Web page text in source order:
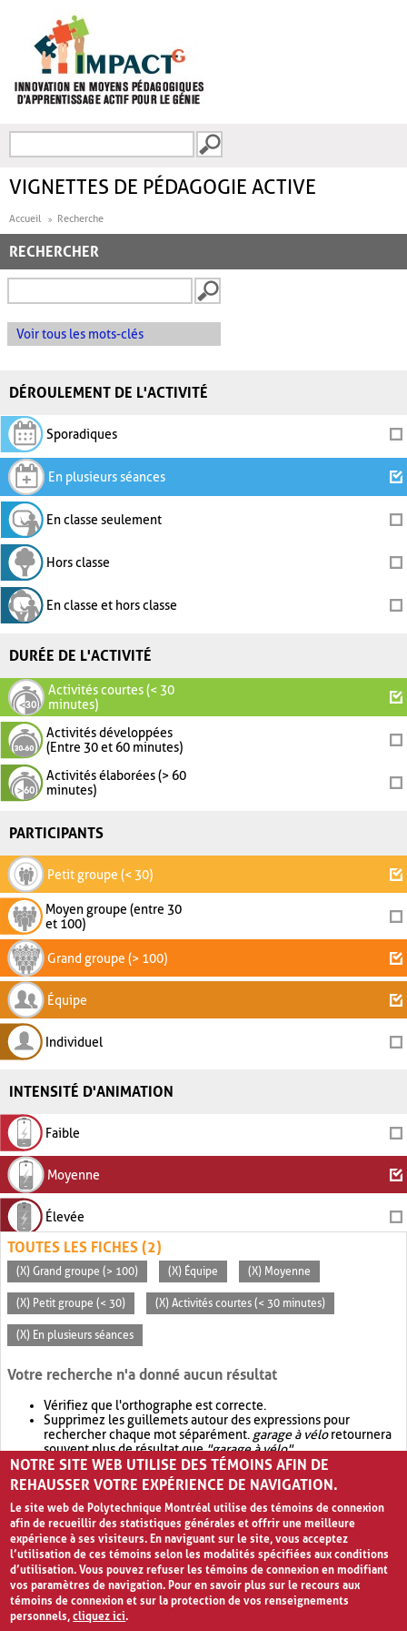
FORMULAIRE DE
VIGNETTES DE PÉDAGOGIE ACTIVE
Accueil Recherche
RECHERCHER
Voir tous les mots-clés
DÉROULEMENT DE L'ACTIVITÉ
Sporadiques
En plusieurs séances
En classe seulement
Hors classe
En classe et hors classe
DURÉE DE L'ACTIVITÉ
Activités courtes (< 30
minutes)
Activités développées
(Entre 30 et 60 minutes)
Activités élaborées (> 60
minutes)
PARTICIPANTS
Petit groupe (< 30)
Moyen groupe (entre 30
et 100)
Grand groupe (> 100)
Équipe
Individuel
INTENSITÉ D'ANIMATION
Faible
Moyenne
Élevée
TOUTES LES FICHES (2)
(X) Grand groupe (> 100) (X) Équipe (X) Moyenne
(X) Petit groupe (< 30) (X) Activités courtes (< 30 minutes)
(X) En plusieurs séances
Votre recherche n'a donné aucun résultat
Vérifiez que l'orthographe est correcte.
Supprimez les guillemets autour des expressions pour
rechercher chaque mot séparément. garage à véloretournera
souvent plus de résultat que"garage à vélo".
Envisagez d'élargir votre recherche avec OR.garage OR vélo
retournera souvent plus de résultat quegarage à vélo
NOTRE SITE WEB UTILISE DES TÉMOINS AFIN DE
REHAUSSER VOTRE EXPÉRIENCE DE NAVIGATION.
Le site web de Polytechnique Montréal utilise des témoins de connexion
afin de recueillir des statistiques générales et offrir une meilleure
expérience à ses visiteurs. En naviguant sur le site, vous acceptez
l’utilisation de ces témoins selon les modalités spécifiées aux conditions
d’utilisation. Vous pouvez refuser les témoins de connexion en modifiant
vos paramètres de navigation. Pour en savoir plus sur le recours aux
témoins de connexion et sur la protection de vos renseignements
personnels,cliquez ici.